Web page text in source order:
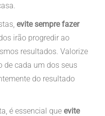
evite sempre fazer
irão progredir ao
resultados. Valorize
de cada um dos seus
do resultado
é essencial que evite